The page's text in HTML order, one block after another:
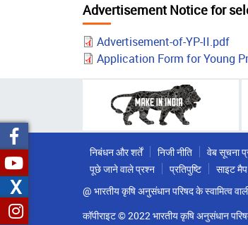
Advertisement Notice for
Advertisement-of-YP-II.pdf
Application Form for Young
निबंधन और शर्तें निजी नीति वेब सूचना
पूछे जाने वाले प्रश्न
प्रतिपुष्टि
साइट मैप
@ भारतीय कृषि अनुसंधान परिषद के स्वामित्व
कॉपीराइट © 2022 भारतीय कृषि अनुसंधान परिषद
X